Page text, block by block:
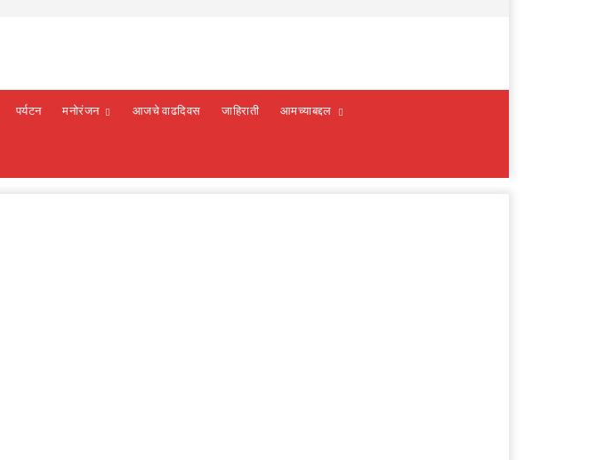
पर्यटन मनोरंजन आजचे वाढदिवस जाहिराती आमच्याबद्दल